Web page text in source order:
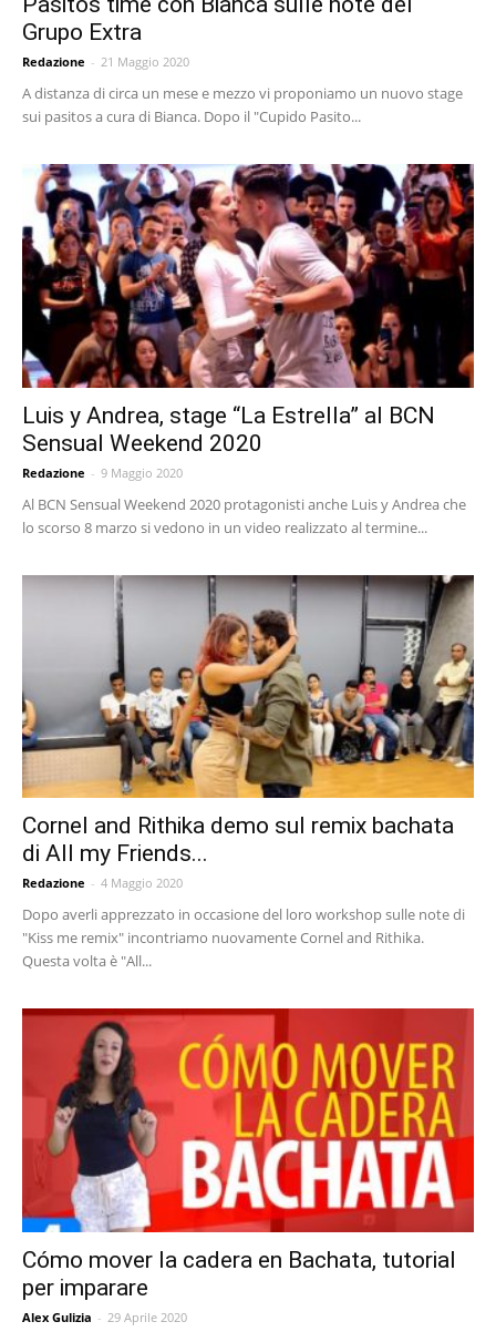
Grupo Extra
Redazione - 21 Maggio 2020
A distanza di circa un mese e mezzo vi proponiamo un nuovo stage
sui pasitos a cura di Bianca. Dopo il "Cupido Pasito...
Luis y Andrea, stage “La Estrella” al BCN
Sensual Weekend 2020
Redazione - 9 Maggio 2020
Al BCN Sensual Weekend 2020 protagonisti anche Luis y Andrea che
lo scorso 8 marzo si vedono in un video realizzato al termine...
Cornel and Rithika demo sul remix bachata
di All my Friends...
Redazione - 4 Maggio 2020
Dopo averli apprezzato in occasione del loro workshop sulle note di
"Kiss me remix" incontriamo nuovamente Cornel and Rithika.
Questa volta è "All...
Cómo mover la cadera en Bachata, tutorial
per imparare
Alex Gulizia - 29 Aprile 2020